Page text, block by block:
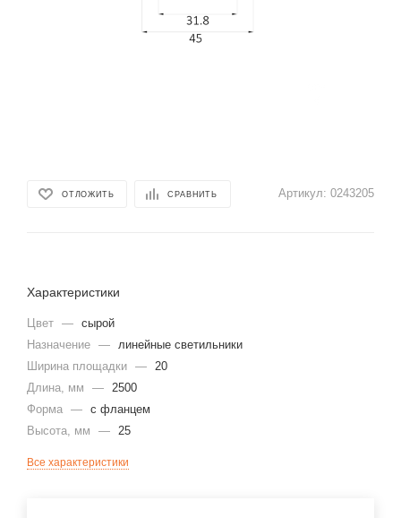
ОТЛОЖИТЬ СРАВНИТЬ Артикул: 0243205
Характеристики
Цвет — сырой
Назначение — линейные светильники
Ширина площадки — 20
Длина, мм
— 2500
Форма — с фланцем
Высота, мм
— 25
Все характеристики